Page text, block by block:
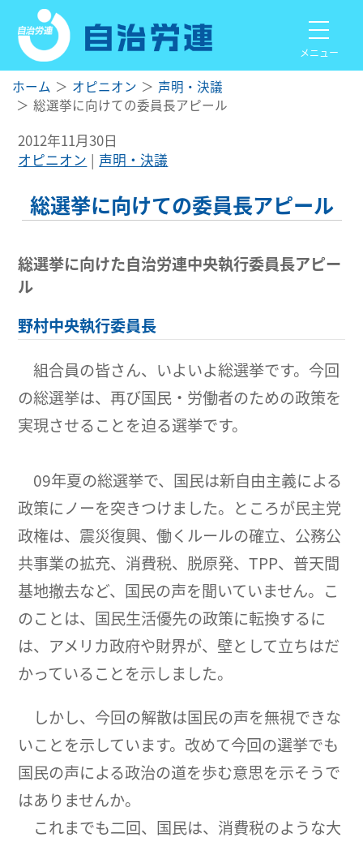
メニュー
ホーム オピニオン
声明・決議
総選挙に向けての委員長アピール
2012年11月30日
オピニオン
声明・決議
総選挙に向けての委員長アピール
総選挙に向けた自治労連中央執行委員長アピー
ル
野村中央執行委員長
組合員の皆さん、いよいよ総選挙です。今回
の総選挙は、再び国民・労働者のための政策を
実現させることを迫る選挙です。
09年夏の総選挙で、国民は新自由主義による
政策にノーを突きつけました。ところが民主党
政権は、震災復興、働くルールの確立、公務公
共事業の拡充、消費税、脱原発、TPP、普天間
基地撤去など、国民の声を聞いていません。こ
のことは、国民生活優先の政策に転換するに
は、アメリカ政府や財界が、壁として立ちはだ
かっていることを示しました。
しかし、今回の解散は国民の声を無視できな
いことを示しています。改めて今回の選挙でも
国民の声による政治の道を歩む意思を示そうで
はありませんか。
これまでも二回、国民は、消費税のような大